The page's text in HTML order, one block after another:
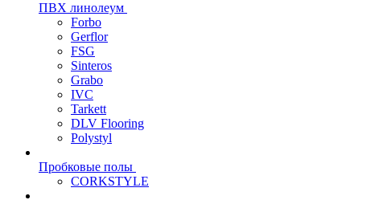
ПВХ линолеум
Forbo
Gerflor
FSG
Sinteros
Grabo
IVC
Tarkett
DLV Flooring
Polystyl
Пробковые полы
CORKSTYLE